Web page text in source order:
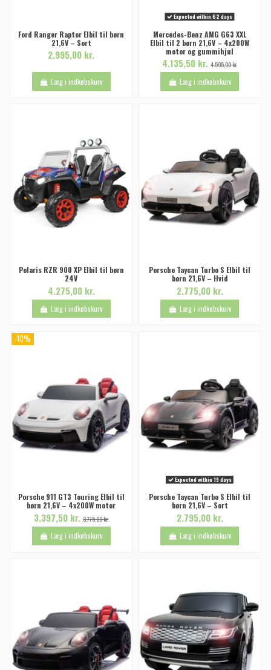
Ford Ranger Raptor Elbil til børn
21,6V – Sort
2.995,00 kr.
Læg i indkøbskurv
Expected within 62 days
Mercedes-Benz AMG G63 XXL
Elbil til 2 børn 21,6V – 4x200W
motor og gummihjul
4.135,50 kr.4.595,00 kr.
Læg i indkøbskurv
Polaris RZR 900 XP Elbil til børn
24V
4.275,00 kr.
Læg i indkøbskurv
Porsche Taycan Turbo S Elbil til
børn 21,6V – Hvid
2.775,00 kr.
Læg i indkøbskurv
-10%
Porsche 911 GT3 Touring Elbil til
børn 21,6V – 4x200W motor
3.397,50 kr.3.775,00 kr.
Læg i indkøbskurv
Expected within 19 days
Porsche Taycan Turbo S Elbil til
børn 21,6V – Sort
2.795,00 kr.
Læg i indkøbskurv